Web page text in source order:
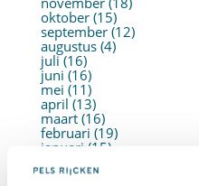
oktober (15)
september (12)
augustus (4)
juli (16)
juni (16)
mei (11)
april (13)
maart (16)
februari (19)
januari (15)
►
2021 (123)
december (15)